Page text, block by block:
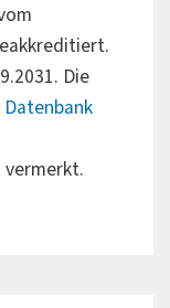
Die
vermerkt.